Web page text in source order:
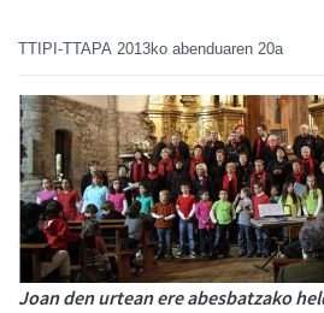
TTIPI-TTAPA 2013ko abenduaren 20a
Joan den urtean ere abesbatzako